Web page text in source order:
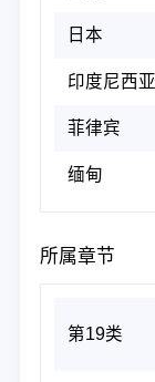
日本
印度尼西亚
菲律宾
缅甸
所属章节
第19类